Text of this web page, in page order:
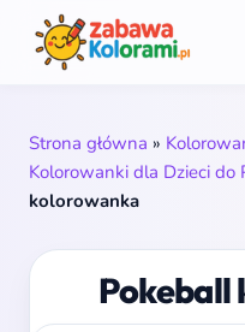
Strona główna »
Kolorowanki dla Dzieci do
kolorowanka
Pokeball